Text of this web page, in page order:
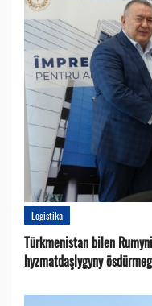
Logistika
Türkmenistan bilen
hyzmatdaşlygyny